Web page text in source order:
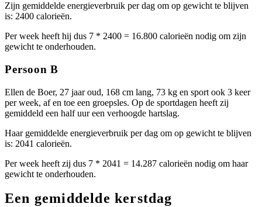
Zijn gemiddelde energieverbruik per dag om op gewicht te blijven
is: 2400 calorieën.
Per week heeft hij dus 7 * 2400 = 16.800 calorieën nodig om zijn
gewicht te onderhouden.
Persoon B
Ellen de Boer, 27 jaar oud, 168 cm lang, 73 kg en sport ook 3 keer
per week, af en toe een groepsles. Op de sportdagen heeft zij
gemiddeld een half uur een verhoogde hartslag.
Haar gemiddelde energieverbruik per dag om op gewicht te blijven
is: 2041 calorieën.
Per week heeft zij dus 7 * 2041 = 14.287 calorieën nodig om haar
gewicht te onderhouden.
Een gemiddelde kerstdag